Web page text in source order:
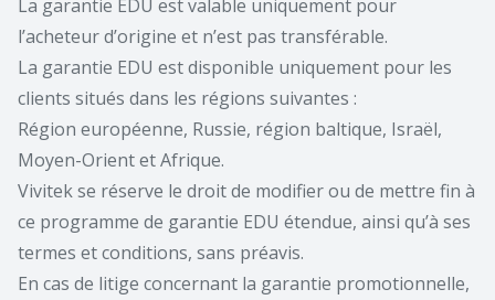
La garantie EDU est valable uniquement pour
l’acheteur d’origine et n’est pas transférable.
La garantie EDU est disponible uniquement pour les
clients situés dans les régions suivantes :
Région européenne, Russie, région baltique, Israël,
Moyen-Orient et Afrique.
Vivitek se réserve le droit de modifier ou de mettre fin à
ce programme de garantie EDU étendue, ainsi qu’à ses
termes et conditions, sans préavis.
En cas de litige concernant la garantie promotionnelle,